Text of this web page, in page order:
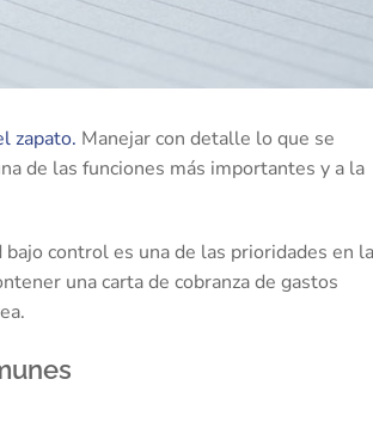
zapato. Manejar con detalle lo que se
de las funciones más importantes y a la
control es una de las prioridades en la
una carta de cobranza de gastos